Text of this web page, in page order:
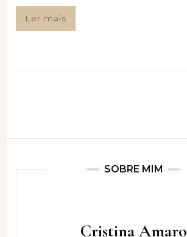
Ler mais
SOBRE MIM
Cristina Amaro